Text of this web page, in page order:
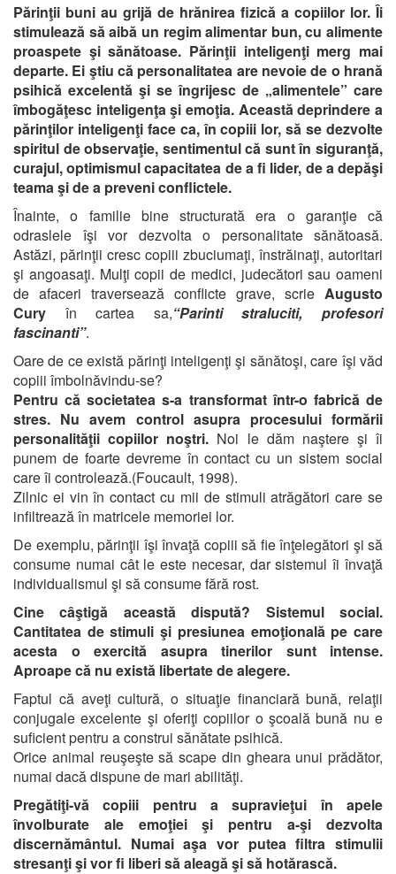
Părinţii buni au grijă de hrănirea fizică a copiilor lor. Îi
stimulează să aibă un regim alimentar bun, cu alimente
proaspete şi sănătoase. Părinţii inteligenţi merg mai
departe. Ei ştiu că personalitatea are nevoie de o hrană
psihică excelentă şi se îngrijesc de „alimentele” care
îmbogăţesc inteligenţa şi emoţia. Această deprindere a
părinţilor inteligenţi face ca, în copiii lor, să se dezvolte
spiritul de observaţie, sentimentul că sunt în siguranţă,
curajul, optimismul capacitatea de a fi lider, de a depăşi
teama şi de a preveni conflictele.
Înainte, o familie bine structurată era o garanţie că
odraslele îşi vor dezvolta o personalitate sănătoasă.
Astăzi, părinţii cresc copiii zbuciumaţi, înstrăinaţi, autoritari
şi angoasaţi. Mulţi copii de medici, judecători sau oameni
de afaceri traversează conflicte grave, scrie Augusto
Cury în cartea sa,“Parinti straluciti, profesori
fascinanti”.
Oare de ce există părinţi inteligenţi şi sănătoşi, care îşi văd
copiii îmbolnăvindu-se?
Pentru că societatea s-a transformat într-o fabrică de
stres. Nu avem control asupra procesului formării
personalităţii copiilor noştri. Noi le dăm naştere şi îi
punem de foarte devreme în contact cu un sistem social
care îi controlează.(Foucault, 1998).
Zilnic ei vin în contact cu mii de stimuli atrăgători care se
infiltrează în matricele memoriei lor.
De exemplu, părinţii îşi învaţă copiii să fie înţelegători şi să
consume numai cât le este necesar, dar sistemul îi învaţă
individualismul şi să consume fără rost.
Cine câştigă această dispută? Sistemul social.
Cantitatea de stimuli şi presiunea emoţională pe care
acesta o exercită asupra tinerilor sunt intense.
Aproape că nu există libertate de alegere.
Faptul că aveţi cultură, o situaţie financiară bună, relaţii
conjugale excelente şi oferiţi copiilor o şcoală bună nu e
suficient pentru a construi sănătate psihică.
Orice animal reuşeşte să scape din gheara unui prădător,
numai dacă dispune de mari abilităţi.
Pregătiţi-vă copiii pentru a supravieţui în apele
învolburate ale emoţiei şi pentru a-şi dezvolta
discernământul. Numai aşa vor putea filtra stimulii
stresanţi şi vor fi liberi să aleagă şi să hotărască.